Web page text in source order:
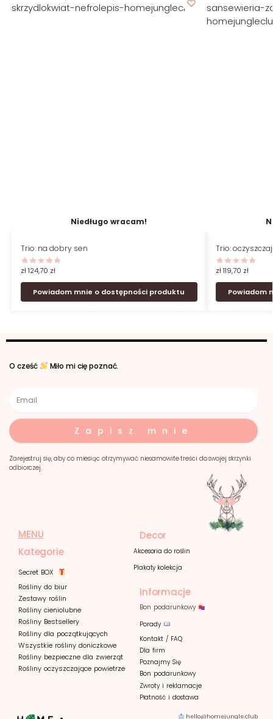
Niedługo wracam!
Trio: na dobry sen
zł 124,70 zł
Powiadom mnie o dostępności produktu
Trio:
zł 119,70 zł
Powiadom
O cześć Miło mi cię poznać.
Zapisz mnie
Zarejestruj się, aby co miesiąc otrzymywać niesamowite treści do swojej skrzynki
odbiorczej.
MENU
Kategorie
Secret BOX
Rośliny do biur
Zestawy roślin
Rośliny cieniolubne
Rośliny Bestsellery
Rośliny dla początkujących
Wszystkie rośliny doniczkowe
Rośliny bezpieczne dla zwierząt
Rośliny oczyszczające powietrze
Decor
Akcesoria do roślin
Plakaty kolekcja
Informacje
Bon podarunkowy
Porady
Kontakt / FAQ
Dla firm
PoznajmySię
Bon podarunkowy
Zwroty i reklamacje
Płatność i dostawa
hello@homejungle.club